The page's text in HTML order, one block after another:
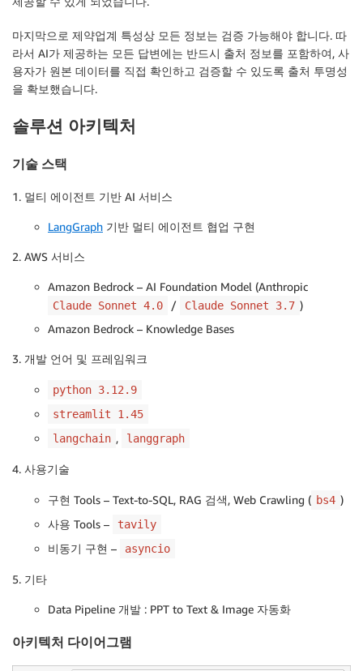
마지막으로 제약업계 특성상 모든 정보는 검증 가능해야 합니다. 따
라서 AI가 제공하는 모든 답변에는 반드시 출처 정보를 포함하여, 사
용자가 원본 데이터를 직접 확인하고 검증할 수 있도록 출처 투명성
을 확보했습니다.
솔루션 아키텍처
기술 스택
1. 멀티 에이전트 기반 AI 서비스
LangGraph 기반 멀티 에이전트 협업 구현
2. AWS 서비스
Amazon Bedrock – AI Foundation Model (Anthropic
Claude Sonnet 4.0 / Claude Sonnet 3.7 )
Amazon Bedrock – Knowledge Bases
3. 개발 언어 및 프레임워크
python 3.12.9
streamlit 1.45
langchain , langgraph
4. 사용기술
구현 Tools – Text-to-SQL, RAG 검색, Web Crawling ( bs4 )
사용 Tools –
tavily
비동기 구현 – asyncio
5. 기타
Data Pipeline 개발 : PPT to Text & Image 자동화
아키텍처 다이어그램